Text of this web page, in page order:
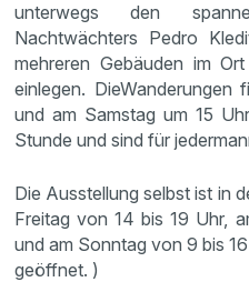
unterwegs den
Nachtwächters Pedro
mehreren Gebäuden im
einlegen.
und am Samstag um 15
Stunde und sind für
Die Ausstellung selbst ist in
Freitag von 14 bis 19 Uhr,
und am Sonntag von 9 bis
geöffnet. )